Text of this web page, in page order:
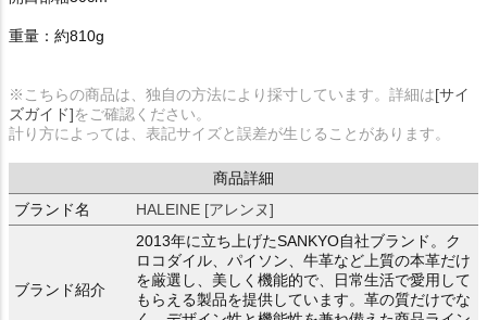
重量：約810g
※こちらの商品は、独自の方法により採寸しています。詳細は[サイ
ズガイド]をご確認ください。
計り方によっては、表記サイズと誤差が生じることがあります。
商品詳細
ブランド名
HALEINE [アレンヌ]
ブランド紹介
2013年に立ち上げたSANKYO自社ブランド。ク
ロコダイル、パイソン、牛革など上質の本革だけ
を厳選し、美しく機能的で、日常生活で愛用して
もらえる製品を提供しています。革の質だけでな